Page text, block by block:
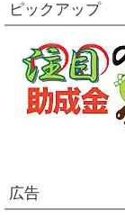
ピックアップ
広告